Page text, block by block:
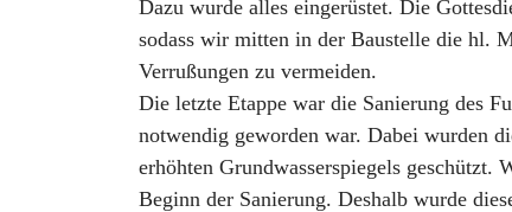
Dazu wurde alles eingerüstet. Die
sodass wir mitten in der Baustelle die hl.
Verrußungen zu vermeiden.
Die letzte Etappe war die Sanierung des
notwendig geworden war. Dabei wurden
erhöhten Grundwasserspiegels
Beginn der Sanierung. Deshalb wurde